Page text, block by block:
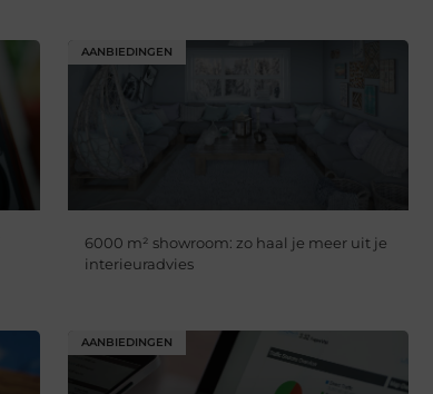
AANBIEDINGEN
6000 m² showroom: zo haal je meer uit je
interieuradvies
AANBIEDINGEN